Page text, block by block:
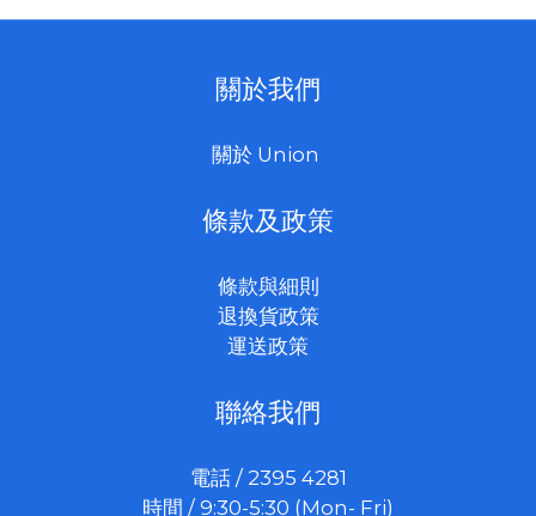
關於我們
關於 Union
條款及政策
條款與細則
退換貨政策
運送政策
聯絡我們
電話 / 2395 4281
時間 / 9:30-5:30 (Mon- Fri)